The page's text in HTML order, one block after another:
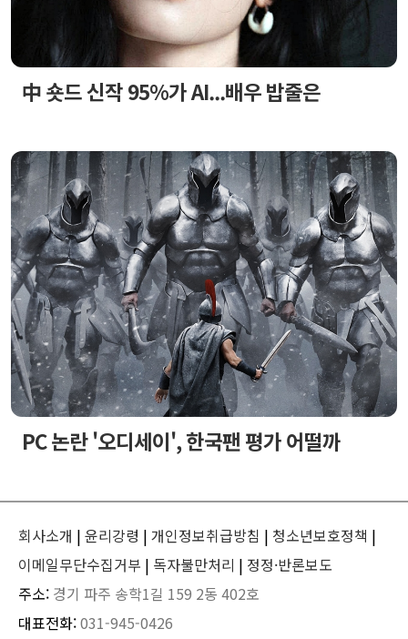
中 숏드 신작 95%가 AI...배우 밥줄은
PC 논란 '오디세이', 한국팬 평가 어떨까
회사소개 | 윤리강령 | 개인정보취급방침 | 청소년보호정책 |
이메일무단수집거부 | 독자불만처리 | 정정·반론보도
주소: 경기 파주 송학1길 159 2동 402호
대표전화:031-945-0426